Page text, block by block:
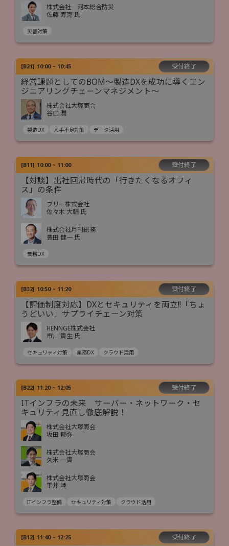
株式会社 河本総合防災
佐藤 寿克 氏
災害対策
[B21] 10:00 ~ 10:45 受付終了
経営課題としてのBOM～製造DXを成功に導くエン
ジニアリングチェーンマネジメント～
株式会社大塚商会
谷口 潤
製造DX 人手不足対策 データ活用
[B11] 10:00 ~ 11:00 受付終了
【対談】出社回帰時代の「行きたくなるオフィ
ス」の条件
フリー株式会社
佐々木 大輔 氏
株式会社月刊総務
豊田 健一 氏
業務DX
[B32] 10:50 ~ 11:20 受付終了
【評価制度対応】DXとセキュリティを両立!!「ちょ
うどいい」サプライチェーン対策
HENNGE株式会社
市川 貴生 氏
セキュリティ対策 業務DX クラウド活用
[B22] 11:20 ~ 12:05 受付終了
ITインフラの未来 サーバー・ネットワーク・セ
キュリティ見直し徹底解説！
株式会社大塚商会
坂田 郁弥
株式会社大塚商会
久米 一貴
株式会社大塚商会
平井 陸
ITインフラ整備 セキュリティ対策 クラウド活用
[B12] 11:40 ~ 12:25 受付終了